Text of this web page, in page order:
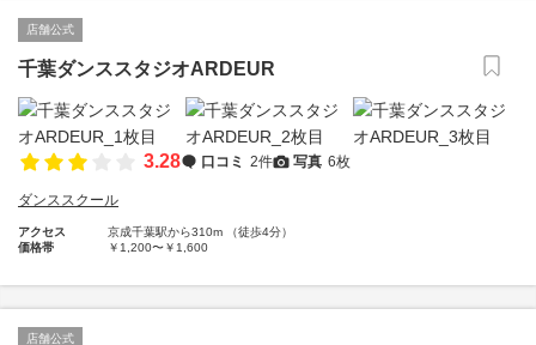
店舗公式
千葉ダンススタジオARDEUR
3.28 口コミ 2件 写真 6枚
ダンススクール
アクセス
京成千葉駅から310m （徒歩4分）
価格帯
￥1,200〜￥1,600
店舗公式